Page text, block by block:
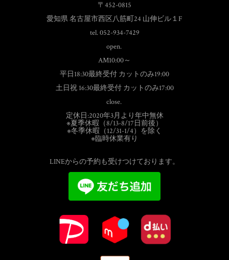
〒452-0815
愛知県 名古屋市西区八筋町24 山伸ビル１F
tel. 052-934-7429
open.
AM10:00～
平日18:30最終受付 カットのみ19:00
土日祝 16:30最終受付 カットのみ17:00
close.
定休日:2020年3月より年中無休
※夏季休暇（8/13-8/17日前後）
※冬季休暇（12/31-1/4）を除く
※臨時休業有り
LINEからの予約も受けつけております。